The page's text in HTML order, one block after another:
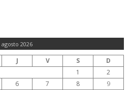
agosto 2026
J V S
D
1
2
6 7 8
9